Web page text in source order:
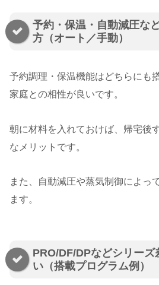
予約・保温・自動減圧な
方（オート／手動）
予約調理・保温機能はどちらにも
家庭との相性が良いです。
朝に材料を入れておけば、帰宅後
なメリットです。
また、自動減圧や蒸気制御によっ
ます。
PRO/DF/DPなどシリー
い（搭載プログラム例）